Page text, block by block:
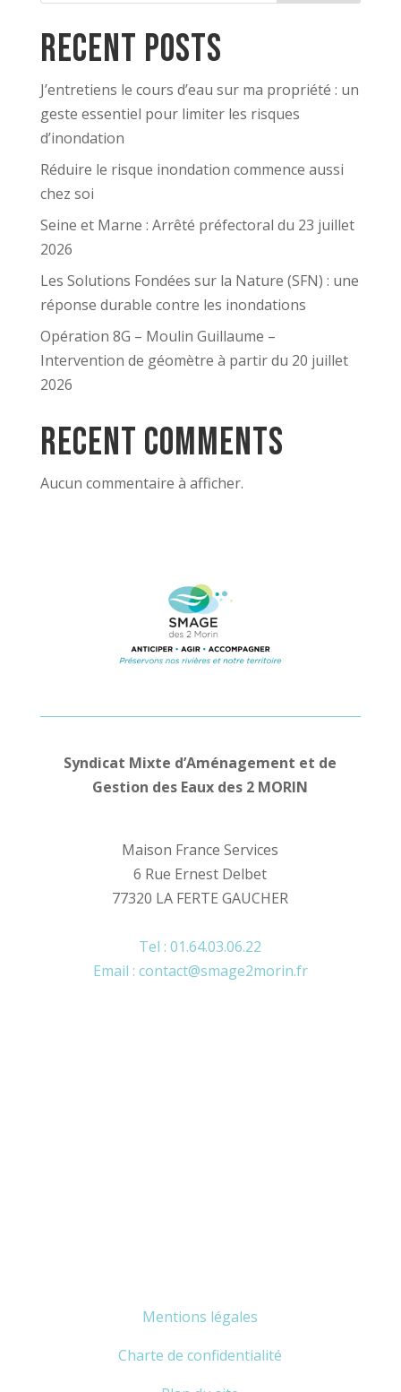
Recent Posts
J’entretiens le cours d’eau sur ma propriété : un
geste essentiel pour limiter les risques
d’inondation
Réduire le risque inondation commence aussi
chez soi
Seine et Marne : Arrêté préfectoral du 23 juillet
2026
Les Solutions Fondées sur la Nature (SFN) : une
réponse durable contre les inondations
Opération 8G – Moulin Guillaume –
Intervention de géomètre à partir du 20 juillet
2026
Recent Comments
Aucun commentaire à afficher.
Syndicat Mixte d’Aménagement et de
Gestion des Eaux des 2 MORIN
Maison France Services
6 Rue Ernest Delbet
77320 LA FERTE GAUCHER
Tel : 01.64.03.06.22
Email : contact@smage2morin.fr
Mentions légales
Charte de confidentialité